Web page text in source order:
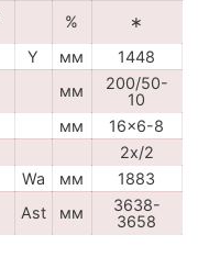
%
∗
Y мм
1448
мм
200/50-
10
мм
16x6-8
2x/2
Wa мм
1883
Ast мм
3638-
3658